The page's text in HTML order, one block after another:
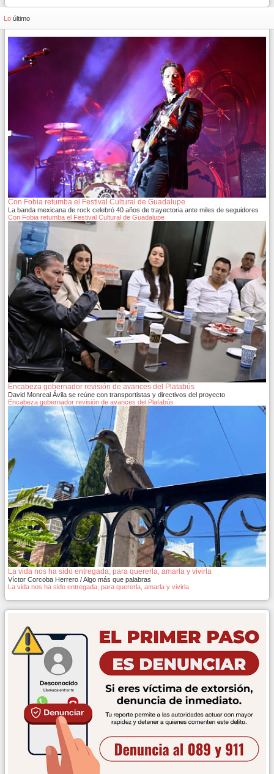
Lo último
Con Fobia retumba el Festival Cultural de Guadalupe
La banda mexicana de rock celebró 40 años de trayectoria ante miles de seguidores
Con Fobia retumba el Festival Cultural de Guadalupe
Encabeza gobernador revisión de avances del Platabús
David Monreal Ávila se reúne con transportistas y directivos del proyecto
Encabeza gobernador revisión de avances del Platabús
La vida nos ha sido entregada; para quererla, amarla y vivirla
Víctor Corcoba Herrero / Algo más que palabras
La vida nos ha sido entregada; para quererla, amarla y vivirla